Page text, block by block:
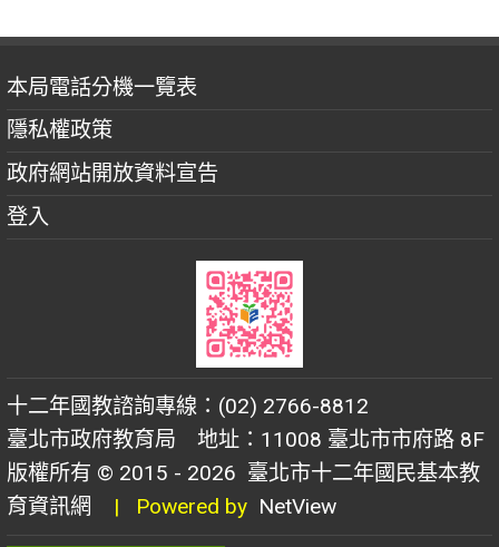
本局電話分機一覽表
隱私權政策
政府網站開放資料宣告
登入
十二年國教諮詢專線：(02) 2766-8812
臺北市政府教育局 地址：11008 臺北市市府路 8F
版權所有 © 2015 - 2026 臺北市十二年國民基本教
育資訊網
| Powered by NetView